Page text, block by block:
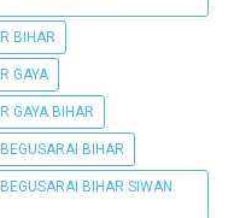
BIHAR
GAYA
GAYA BIHAR
BIHAR
BIHAR SIWAN